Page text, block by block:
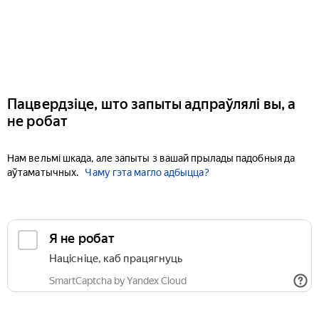
Пацвердзіце, што запыты адпраўлялі вы, а
не робат
Нам вельмі шкада, але запыты з вашай прылады падобныя да
аўтаматычных.
Чаму гэта магло адбыцца?
Я не робат
Націсніце, каб працягнуць
SmartCaptcha by Yandex Cloud